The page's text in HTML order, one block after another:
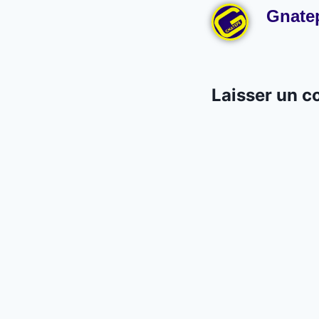
Laisser un